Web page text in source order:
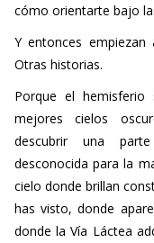
cómo orientarte bajo
Y entonces
Otras historias.
Porque el
mejores cielos
descubrir una
desconocida para la
cielo donde brillan
has visto, donde
donde la Vía Láctea